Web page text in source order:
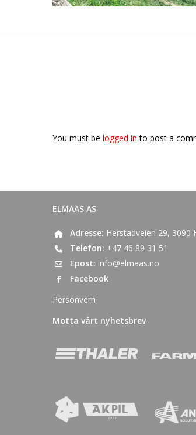
You must be logged in to post a
ELMAAS AS
Adresse: Herstadveien 29, 3090
Telefon: +47 46 89 31 51
Epost: info@elmaas.no
Facebook
Personvern
Motta vårt nyhetsbrev